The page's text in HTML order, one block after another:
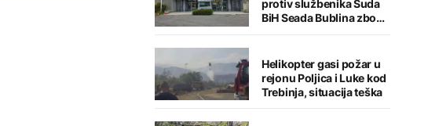
protiv službenika Suda
BiH Seada Bublina zbog
pronevjere
Helikopter gasi požar u
rejonu Poljica i Luke kod
Trebinja, situacija teška